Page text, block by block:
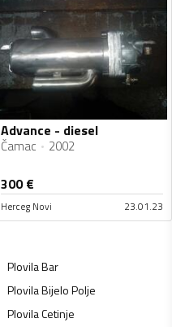
Advance - diesel
Čamac 2002
300€
Herceg Novi 23.01.23
PlovilaBar
PlovilaBijelo Polje
PlovilaCetinje